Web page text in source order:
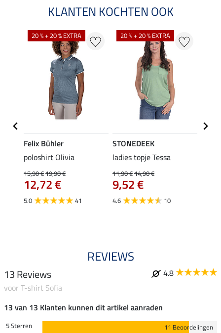
KLANTEN KOCHTEN OOK
20 % + 20 % EXTRA
Felix Bühler
poloshirt Olivia
15,90 €19,90 €
12,72 €
5.0 41
20 % + 20 % EXTRA
STONEDEEK
ladies topje Tessa
11,90 €14,90 €
9,52 €
4.6 10
REVIEWS
13 Reviews
4.8
voor T-shirt Sofia
13 van 13 Klanten kunnen dit artikel aanraden
5 Sterren
11 Beoordelingen